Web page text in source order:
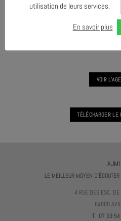
L'ARBRE #6
TEA
VOIR
TÉLÉCHARGER LE
AJMI
LE MEILLEUR MOYEN
4 RUE DES ESC.
84000
T. 07 59 54
utilisation de leurs services.
En savoir plus